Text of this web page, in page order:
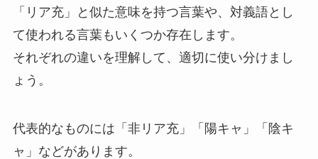
「リア充」と似た意味を持つ言葉や、対義語とし
て使われる言葉もいくつか存在します。
それぞれの違いを理解して、適切に使い分けまし
ょう。
代表的なものには「非リア充」「陽キャ」「陰キ
ャ」などがあります。